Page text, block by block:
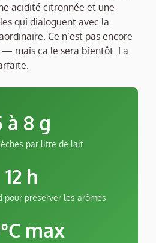
acidité citronnée et une
qui dialoguent avec la
Ce n’est pas encore
mais ça le sera bientôt. La
à 8 g
par litre de lait
12 h
pour préserver les arômes
max